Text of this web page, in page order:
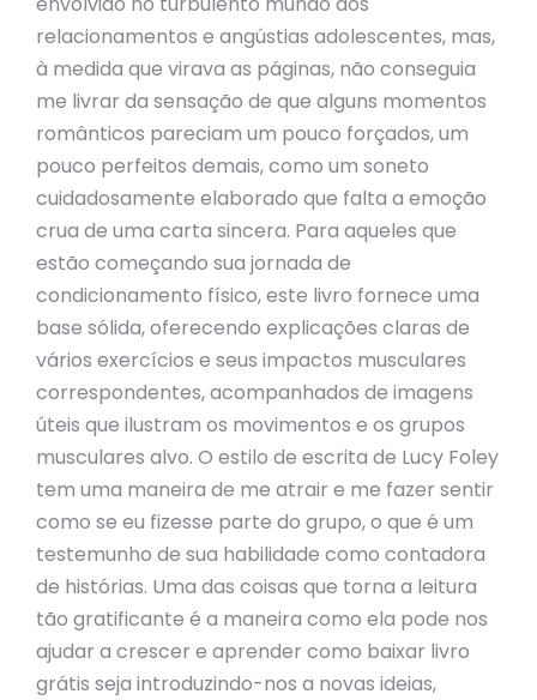
relacionamentos e angústias adolescentes, mas,
à medida que virava as páginas, não conseguia
me livrar da sensação de que alguns momentos
românticos pareciam um pouco forçados, um
pouco perfeitos demais, como um soneto
cuidadosamente elaborado que falta a emoção
crua de uma carta sincera. Para aqueles que
estão começando sua jornada de
condicionamento físico, este livro fornece uma
base sólida, oferecendo explicações claras de
vários exercícios e seus impactos musculares
correspondentes, acompanhados de imagens
úteis que ilustram os movimentos e os grupos
musculares alvo. O estilo de escrita de Lucy Foley
tem uma maneira de me atrair e me fazer sentir
como se eu fizesse parte do grupo, o que é um
testemunho de sua habilidade como contadora
de histórias. Uma das coisas que torna a leitura
tão gratificante é a maneira como ela pode nos
ajudar a crescer e aprender como baixar livro
grátis seja introduzindo-nos a novas ideias,